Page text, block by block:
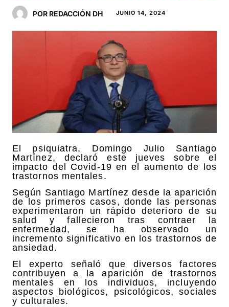
POR REDACCIÓN DH JUNIO 14, 2024
El psiquiatra, Domingo Julio Santiago
Martínez, declaró este jueves sobre el
impacto del Covid-19 en el aumento de los
trastornos mentales.
Según Santiago Martínez desde la aparición
de los primeros casos, donde las personas
experimentaron un rápido deterioro de su
salud y fallecieron tras contraer la
enfermedad, se ha observado un
incremento significativo en los trastornos de
ansiedad.
El experto señaló que diversos factores
contribuyen a la aparición de trastornos
mentales en los individuos, incluyendo
aspectos biológicos, psicológicos, sociales
y culturales.